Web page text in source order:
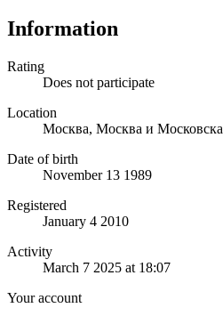
Information
Rating
Does not participate
Location
Москва, Москва и
Date of birth
November 13 1989
Registered
January 4 2010
Activity
March 7 2025 at 18:07
Your account